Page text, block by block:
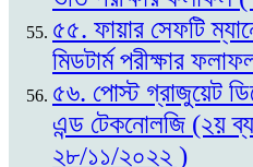
৫৫. ফায়ার সেফটি
মিডটার্ম পরীক্ষার
৫৬. পোস্ট গ্রাজুয়েট
এন্ড টেকনোলজি (২য়
২৮/১১/২০২২ )